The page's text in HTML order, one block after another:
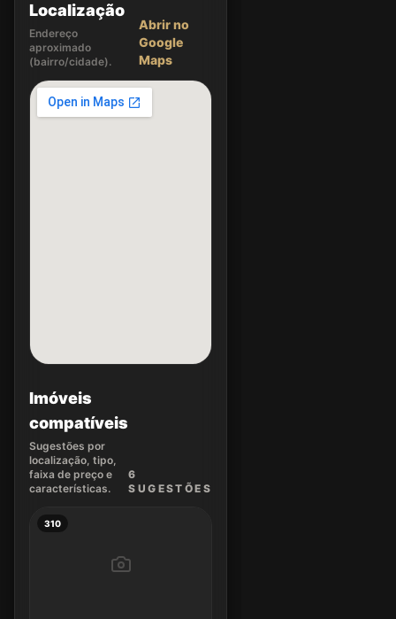
Localização
Endereço
aproximado
(bairro/cidade).
Abrir no
Google
Maps
Imóveis
compatíveis
Sugestões por
localização, tipo,
faixa de preço e
características.
6
SUGEST ÕES
310